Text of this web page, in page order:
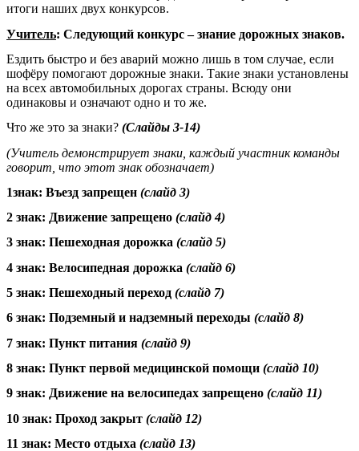
итоги наших двух конкурсов.
Учитель: Следующий конкурс – знание дорожных знаков.
Ездить быстро и без аварий можно лишь в том случае, если
шофёру помогают дорожные знаки. Такие знаки установлены
на всех автомобильных дорогах страны. Всюду они
одинаковы и означают одно и то же.
Что же это за знаки? (Слайды 3-14)
(Учитель демонстрирует знаки, каждый участник команды
говорит, что этот знак обозначает)
1знак: Въезд запрещен (слайд 3)
2 знак: Движение запрещено (слайд 4)
3 знак: Пешеходная дорожка (слайд 5)
4 знак: Велосипедная дорожка (слайд 6)
5 знак: Пешеходный переход (слайд 7)
6 знак: Подземный и надземный переходы (слайд 8)
7 знак: Пункт питания (слайд 9)
8 знак: Пункт первой медицинской помощи (слайд 10)
9 знак: Движение на велосипедах запрещено (слайд 11)
10 знак: Проход закрыт (слайд 12)
11 знак: Место отдыха (слайд 13)